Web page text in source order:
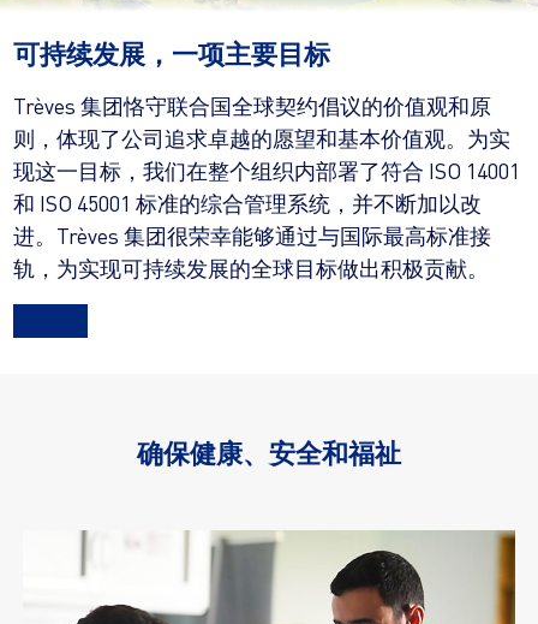
可持续发展，一项主要目标
Trèves 集团恪守联合国全球契约倡议的价值观和原
则，体现了公司追求卓越的愿望和基本价值观。为实
现这一目标，我们在整个组织内部署了符合 ISO 14001
和 ISO 45001 标准的综合管理系统，并不断加以改
进。Trèves 集团很荣幸能够通过与国际最高标准接
轨，为实现可持续发展的全球目标做出积极贡献。
确保健康、安全和福祉